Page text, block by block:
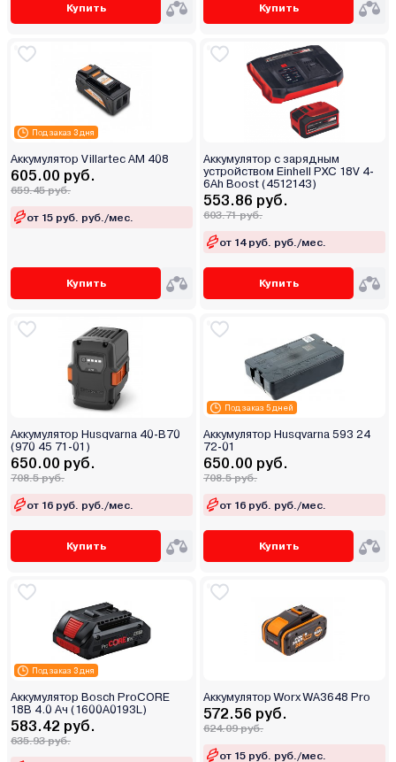
Купить Купить
Под заказ 3 дня
Аккумулятор Villartec AM 408
605.00 руб.
659.45 руб.
от 15 руб. руб./мес.
Купить
Аккумулятор с зарядным
устройством Einhell PXC 18V 4-
6Ah Boost (4512143)
553.86 руб.
603.71 руб.
от 14 руб. руб./мес.
Купить
Аккумулятор Husqvarna 40-B70
(970 45 71-01)
650.00 руб.
708.5 руб.
от 16 руб. руб./мес.
Купить
Под заказ 5 дней
Аккумулятор Husqvarna 593 24
72-01
650.00 руб.
708.5 руб.
от 16 руб. руб./мес.
Купить
Под заказ 3 дня
Аккумулятор Bosch ProCORE
18В 4.0 Ач (1600A0193L)
583.42 руб.
635.93 руб.
Аккумулятор Worx WA3648 Pro
572.56 руб.
624.09 руб.
от 15 руб. руб./мес.